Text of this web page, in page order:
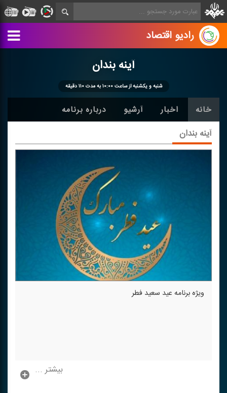
رادیو اقتصاد
آینه بندان
شنبه و یكشنبه از ساعت ۱۰:۰۰ به مدت ۱۱۰ دقیقه
خانه اخبار آرشیو درباره برنامه
آینه بندان
ویژه برنامه عید سعید فطر
بیشتر ...